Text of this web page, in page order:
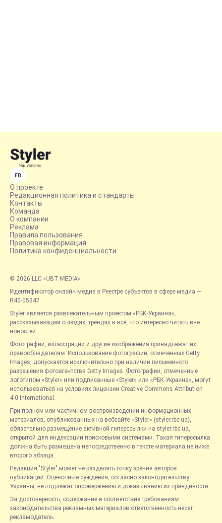
FB
О проекте
Редакционная политика и стандарты
Контакты
Команда
О компании
Реклама
Правила пользования
Правовая информация
Политика конфиденциальности
© 2026 LLC «UBT MEDIA»
Идентификатор онлайн-медиа в Реестре субъектов в сфере медиа —
R40-05347
Styler является развлекательным проектом «РБК-Украина»,
рассказывающим о людях, трендах и всё, что интересно читать вне
новостей.
Фотографии, иллюстрации и другие изображения принадлежат их
правообладателям. Использование фотографий, отмеченных Getty
Images, допускается исключительно при наличии письменного
разрешения фотоагентства Getty Images. Фотографии, отмеченные
логотипом «Styler» или подписанные «Styler» или «РБК-Украина», могут
использоваться на условиях лицензии Creative Commons Attribution
4.0 International.
При полном или частичном воспроизведении информационных
материалов, опубликованных на вебсайте «Styler» (styler.rbc.ua),
обязательно размещение активной гиперссылки на styler.rbc.ua,
открытой для индексации поисковыми системами. Такая гиперссылка
должна быть размещена непосредственно в тексте материала не ниже
второго абзаца.
Редакция "Styler" может не разделять точку зрения авторов
публикаций. Оценочные суждения, согласно законодательству
Украины, не подлежат опровержению и доказыванию их правдивости.
За достоверность, содержание и соответствие требованиям
законодательства рекламных материалов ответственность несет
рекламодатель.